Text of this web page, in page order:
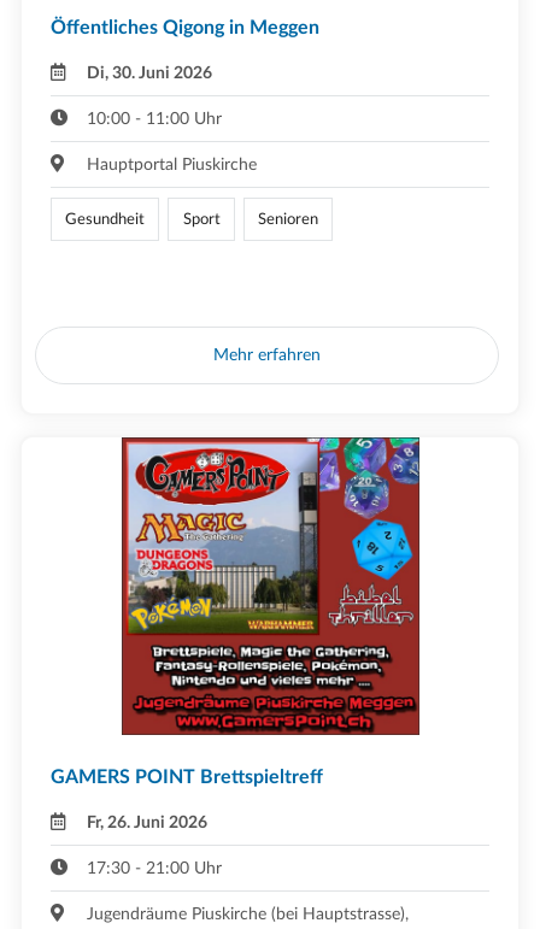
Öffentliches Qigong in Meggen
Di, 30. Juni 2026
10:00 - 11:00 Uhr
Hauptportal Piuskirche
Gesundheit Sport Senioren
Mehr erfahren
GAMERS POINT Brettspieltreff
Fr, 26. Juni 2026
17:30 - 21:00 Uhr
Jugendräume Piuskirche (bei Hauptstrasse),